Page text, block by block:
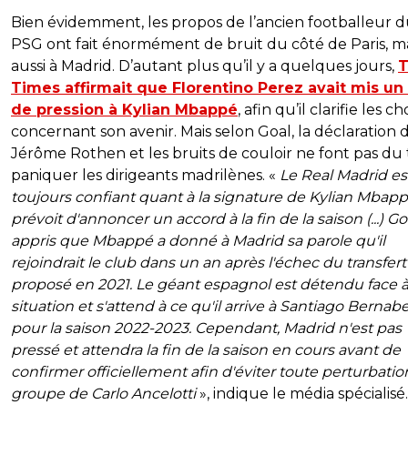
Bien évidemment, les propos de l’ancien footballeur
PSG ont fait énormément de bruit du côté de Paris,
aussi à Madrid. D’autant plus qu’il y a quelques jours,
Times affirmait que Florentino Perez avait mis un
de pression à Kylian Mbappé, afin qu’il clarifie les
concernant son avenir. Mais selon Goal, la déclaration
Jérôme Rothen et les bruits de couloir ne font pas
paniquer les dirigeants madrilènes. « Le Real Madrid
toujours confiant quant à la signature de Kylian
prévoit d'annoncer un accord à la fin de la saison (...)
appris que Mbappé a donné à Madrid sa parole qu'il
rejoindrait le club dans un an après l'échec du transfert
proposé en 2021. Le géant espagnol est détendu face
situation et s'attend à ce qu'il arrive à Santiago
pour la saison 2022-2023. Cependant, Madrid n'est pas
pressé et attendra la fin de la saison en cours avant de
confirmer officiellement afin d'éviter toute
groupe de Carlo Ancelotti», indique le média spécialisé.